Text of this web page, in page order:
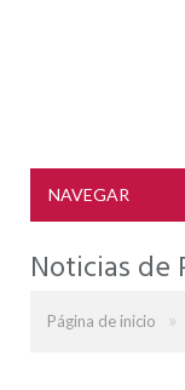
NAVEGAR
Noticias de
Página de inicio »